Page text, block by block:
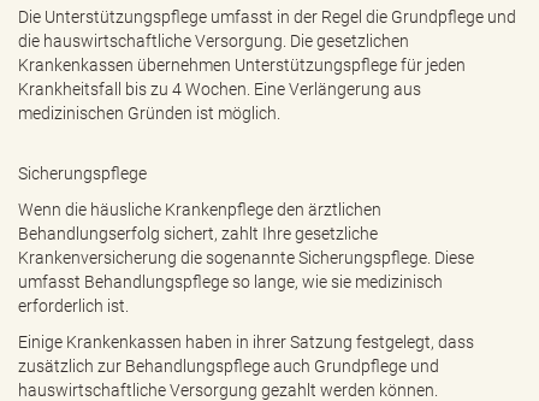
Die Unterstützungspflege umfasst in der Regel die Grundpflege und
die hauswirtschaftliche Versorgung. Die gesetzlichen
Krankenkassen übernehmen Unterstützungspflege für jeden
Krankheitsfall bis zu 4 Wochen. Eine Verlängerung aus
medizinischen Gründen ist möglich.
Sicherungspflege
Wenn die häusliche Krankenpflege den ärztlichen
Behandlungserfolg sichert, zahlt Ihre gesetzliche
Krankenversicherung die sogenannte Sicherungspflege. Diese
umfasst Behandlungspflege so lange, wie sie medizinisch
erforderlich ist.
Einige Krankenkassen haben in ihrer Satzung festgelegt, dass
zusätzlich zur Behandlungspflege auch Grundpflege und
hauswirtschaftliche Versorgung gezahlt werden können.